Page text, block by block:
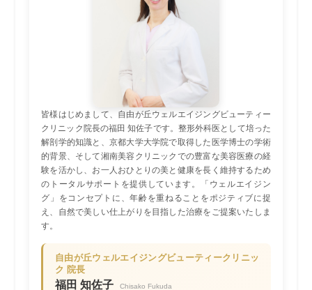
皆様はじめまして、自由が丘ウェルエイジングビューティー
クリニック院長の福田 知佐子です。整形外科医として培った
解剖学的知識と、京都大学大学院で取得した医学博士の学術
的背景、そして湘南美容クリニックでの豊富な美容医療の経
験を活かし、お一人おひとりの美と健康を長く維持するため
のトータルサポートを提供しています。「ウェルエイジン
グ」をコンセプトに、年齢を重ねることをポジティブに捉
え、自然で美しい仕上がりを目指した治療をご提案いたしま
す。
自由が丘ウェルエイジングビューティークリニッ
ク 院長
福田 知佐子 Chisako Fukuda